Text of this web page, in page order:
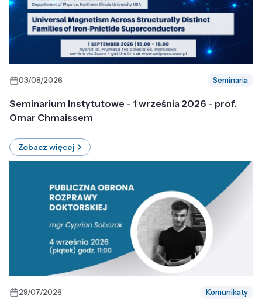
03/08/2026 Seminaria
Seminarium Instytutowe - 1 września 2026 - prof.
Omar Chmaissem
Zobacz więcej
29/07/2026 Komunikaty